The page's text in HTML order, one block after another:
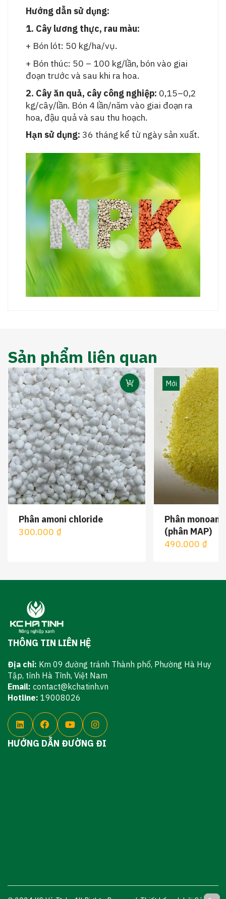
Hướng dẫn sử dụng:
1. Cây lương thực, rau màu:
+ Bón lót: 50 kg/ha/vụ.
+ Bón thúc: 50 – 100 kg/lần, bón vào giai
đoạn trước và sau khi ra hoa.
2. Cây ăn quả, cây công nghiệp: 0,15–0,2
kg/cây/lần. Bón 4 lần/năm vào giai đoạn ra
hoa, đậu quả và sau thu hoạch.
Hạn sử dụng: 36 tháng kể từ ngày sản xuất.
Sản phẩm liên quan
Phân amoni chloride
300.000 ₫
Mới
Phân
(phân MAP)
490.000 ₫
THÔNG TIN LIÊN HỆ
Địa chỉ: Km 09 đường tránh Thành phố, Phường Hà Huy
Tập, tỉnh Hà Tĩnh, Việt Nam
Email: contact@kchatinh.vn
Hotline: 19008026
HƯỚNG DẪN ĐƯỜNG ĐI